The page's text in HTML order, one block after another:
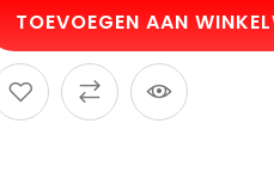
TOEVOEGEN AAN